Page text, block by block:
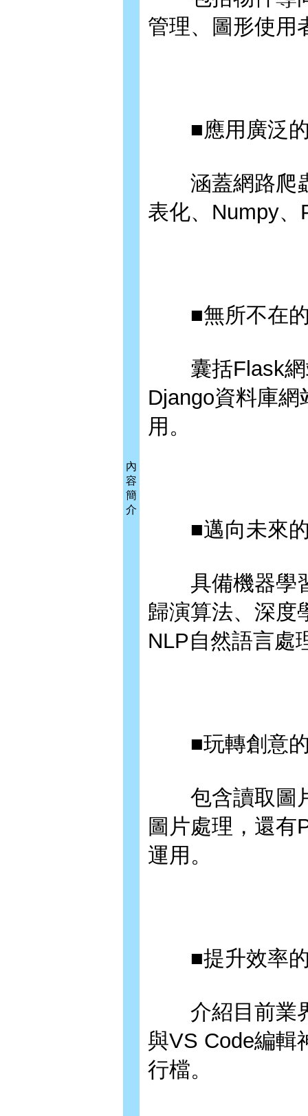
內
容
簡
介
管理、圖形使用
■應用廣泛的
涵蓋網路爬蟲
表化、Numpy
■無所不在的
囊括Flask網
Django資料庫
用。
■邁向未來的
具備機器學習
歸演算法、深度
NLP自然語言處
■玩轉創意的
包含讀取圖片
圖片處理，還有
運用。
■提升效率的
介紹目前業界
與VS Code編輯
行檔。